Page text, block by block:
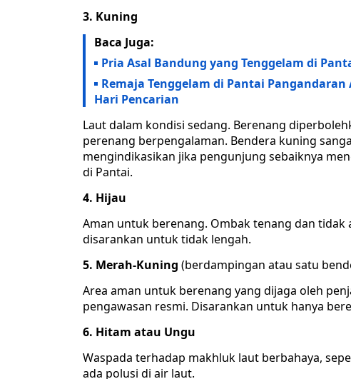
3. Kuning
Baca Juga:
Pria Asal Bandung yang Tenggelam di
Remaja Tenggelam di Pantai
Hari Pencarian
Laut dalam kondisi sedang. Berenang
perenang berpengalaman. Bendera kuning
mengindikasikan jika pengunjung sebaiknya
di Pantai.
4. Hijau
Aman untuk berenang. Ombak tenang dan
disarankan untuk tidak lengah.
5. Merah-Kuning (berdampingan atau satu
Area aman untuk berenang yang dijaga oleh
pengawasan resmi. Disarankan untuk hanya
6. Hitam atau Ungu
Waspada terhadap makhluk laut berbahaya,
ada polusi di air laut.